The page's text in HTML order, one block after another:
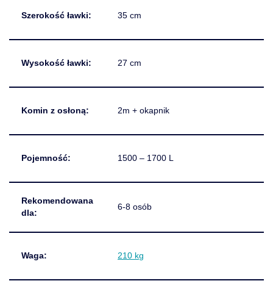
Szerokość ławki: 35 cm
Wysokość ławki: 27 cm
Komin z osłoną: 2m + okapnik
Pojemność: 1500 – 1700 L
Rekomendowana
dla:
6-8 osób
Waga: 210 kg